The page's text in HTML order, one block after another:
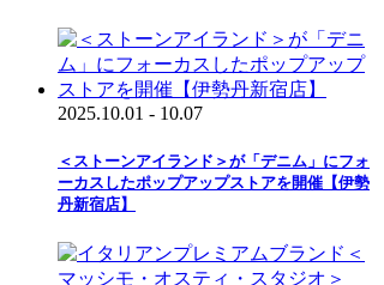
2025.10.01 - 10.07
＜ストーンアイランド＞が「デニム」にフォ
ーカスしたポップアップストアを開催【伊勢
丹新宿店】